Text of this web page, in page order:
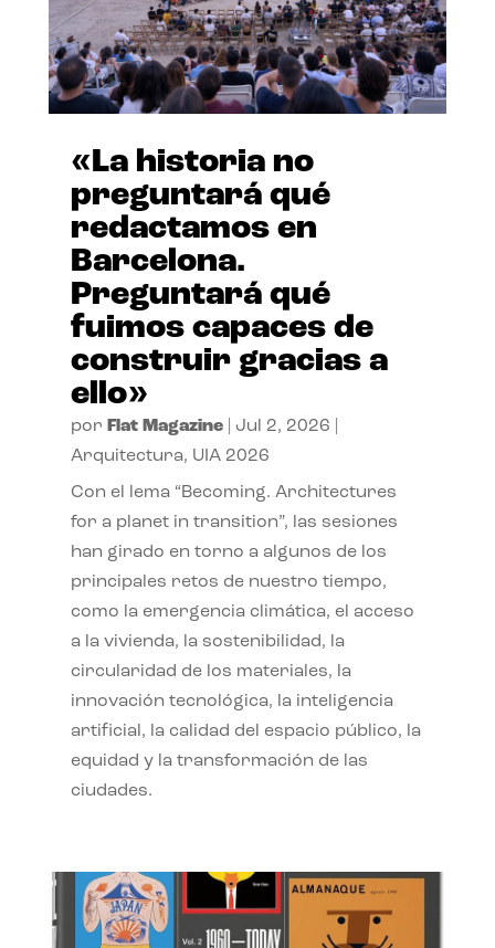
«La historia no
preguntará qué
redactamos en
Barcelona.
Preguntará qué
fuimos capaces de
construir gracias a
ello»
por Flat Magazine| Jul 2, 2026
Arquitectura, UIA 2026
Con el lema “Becoming. Architectures
for a planet in transition”, las sesiones
han girado en torno a algunos de los
principales retos de nuestro tiempo,
como la emergencia climática, el acceso
a la vivienda, la sostenibilidad, la
circularidad de los materiales, la
innovación tecnológica, la inteligencia
artificial, la calidad del espacio público, la
equidad y la transformación de las
ciudades.